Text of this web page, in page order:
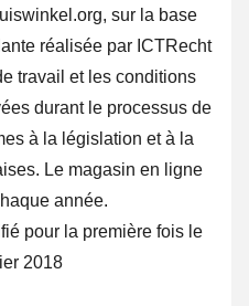
sur la base
réalisée par ICTRecht
travail et les conditions
durant le processus de
à la législation et à la
Le magasin en ligne
année.
pour la première fois le
2018